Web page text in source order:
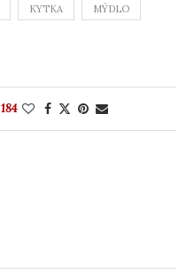
KYTKA MÝDLO
184